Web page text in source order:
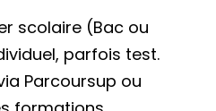
scolaire (Bac ou
parfois test.
Parcoursup ou